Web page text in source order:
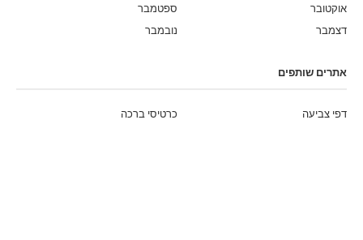
ספטמבר
אוקטובר
נובמבר
דצמבר
אתרים שותפים
כרטיסי ברכה דפי צביעה